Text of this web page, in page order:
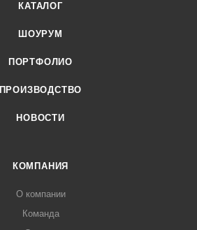
КАТАЛОГ
ШОУРУМ
ПОРТФОЛИО
ПРОИЗВОДСТВО
НОВОСТИ
КОМПАНИЯ
О компании
Команда